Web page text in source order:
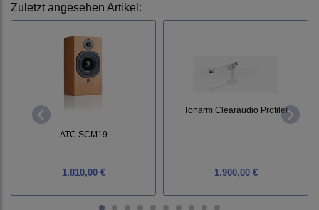
Zuletzt angesehen Artikel:
ATC SCM19
1.810,00 €
Tonarm Clearaudio Profiler
1.900,00 €